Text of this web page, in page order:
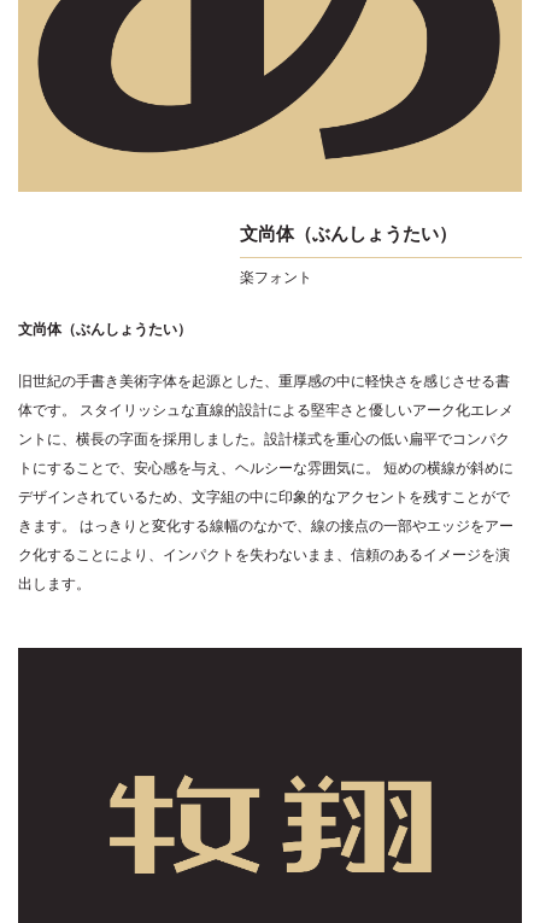
文尚体（ぶんしょうたい）
楽フォント
文尚体（ぶんしょうたい）
旧世紀の手書き美術字体を起源とした、重厚感の中に軽快さを感じさせる書
体です。 スタイリッシュな直線的設計による堅牢さと優しいアーク化エレメ
ントに、横長の字面を採用しました。設計様式を重心の低い扁平でコンパク
トにすることで、安心感を与え、ヘルシーな雰囲気に。 短めの横線が斜めに
デザインされているため、文字組の中に印象的なアクセントを残すことがで
きます。 はっきりと変化する線幅のなかで、線の接点の一部やエッジをアー
ク化することにより、インパクトを失わないまま、信頼のあるイメージを演
出します。